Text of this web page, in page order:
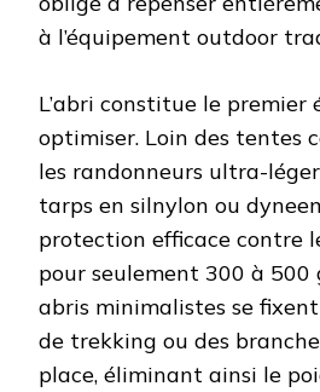
à l’équipement outdoor
L’abri constitue le premier
optimiser. Loin des tentes
les randonneurs ultra-
tarps en silnylon ou
protection efficace contre
pour seulement 300 à 500
abris minimalistes se
de trekking ou des
place, éliminant ainsi le